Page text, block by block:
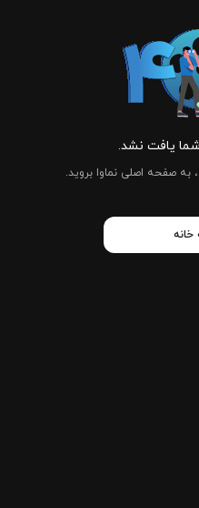
یافت نشد.
به صفحه اصلی نماوا بروید.
خانه